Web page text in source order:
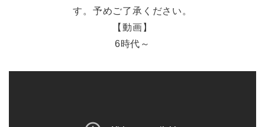
す。予めご了承ください。
【動画】
6時代～